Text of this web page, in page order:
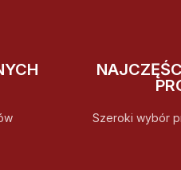
Szeroki wybór